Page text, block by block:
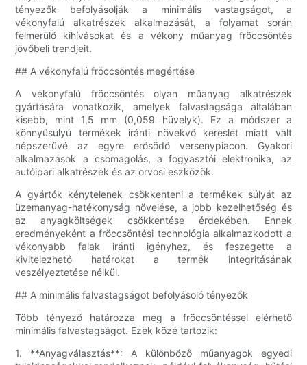
tényezők befolyásolják a minimális vastagságot, a
vékonyfalú alkatrészek alkalmazását, a folyamat során
felmerülő kihívásokat és a vékony műanyag fröccsöntés
jövőbeli trendjeit.
## A vékonyfalú fröccsöntés megértése
A vékonyfalú fröccsöntés olyan műanyag alkatrészek
gyártására vonatkozik, amelyek falvastagsága általában
kisebb, mint 1,5 mm (0,059 hüvelyk). Ez a módszer a
könnyűsúlyú termékek iránti növekvő kereslet miatt vált
népszerűvé az egyre erősödő versenypiacon. Gyakori
alkalmazások a csomagolás, a fogyasztói elektronika, az
autóipari alkatrészek és az orvosi eszközök.
A gyártók kénytelenek csökkenteni a termékek súlyát az
üzemanyag-hatékonyság növelése, a jobb kezelhetőség és
az anyagköltségek csökkentése érdekében. Ennek
eredményeként a fröccsöntési technológia alkalmazkodott a
vékonyabb falak iránti igényhez, és feszegette a
kivitelezhető határokat a termék integritásának
veszélyeztetése nélkül.
## A minimális falvastagságot befolyásoló tényezők
Több tényező határozza meg a fröccsöntéssel elérhető
minimális falvastagságot. Ezek közé tartozik:
1. **Anyagválasztás**: A különböző műanyagok egyedi